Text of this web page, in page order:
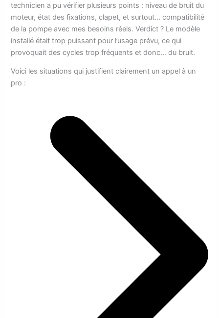
technicien a pu vérifier plusieurs points : niveau de bruit du
moteur, état des fixations, clapet, et surtout… compatibilité
de la pompe avec mes besoins réels. Verdict ? Le modèle
installé était trop puissant pour l’usage prévu, ce qui
provoquait des cycles trop fréquents et donc… du bruit.
Voici les situations qui justifient clairement un appel à un
pro :